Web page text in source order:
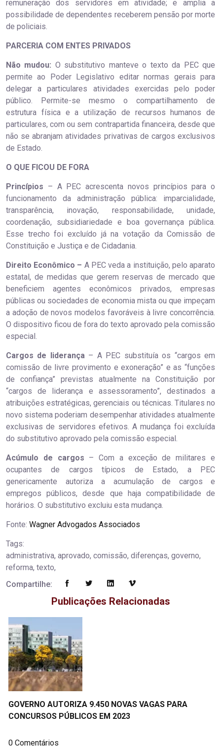
remuneração dos servidores em atividade; e amplia a
possibilidade de dependentes receberem pensão por morte
de policiais.
PARCERIA COM ENTES PRIVADOS
Não mudou: O substitutivo manteve o texto da PEC que
permite ao Poder Legislativo editar normas gerais para
delegar a particulares atividades exercidas pelo poder
público. Permite-se mesmo o compartilhamento de
estrutura física e a utilização de recursos humanos de
particulares, com ou sem contrapartida financeira, desde que
não se abranjam atividades privativas de cargos exclusivos
de Estado.
O QUE FICOU DE FORA
Princípios – A PEC acrescenta novos princípios para o
funcionamento da administração pública: imparcialidade,
transparência, inovação, responsabilidade, unidade,
coordenação, subsidiariedade e boa governança pública.
Esse trecho foi excluído já na votação da Comissão de
Constituição e Justiça e de Cidadania.
Direito Econômico – A PEC veda a instituição, pelo aparato
estatal, de medidas que gerem reservas de mercado que
beneficiem agentes econômicos privados, empresas
públicas ou sociedades de economia mista ou que impeçam
a adoção de novos modelos favoráveis à livre concorrência.
O dispositivo ficou de fora do texto aprovado pela comissão
especial.
Cargos de liderança– A PEC substituía os “cargos em
comissão de livre provimento e exoneração” e as “funções
de confiança” previstas atualmente na Constituição por
“cargos de liderança e assessoramento”, destinados a
atribuições estratégicas, gerenciais ou técnicas. Titulares no
novo sistema poderiam desempenhar atividades atualmente
exclusivas de servidores efetivos. A mudança foi excluída
do substitutivo aprovado pela comissão especial.
Acúmulo de cargos – Com a exceção de militares e
ocupantes de cargos típicos de Estado, a PEC
genericamente autoriza a acumulação de cargos e
empregos públicos, desde que haja compatibilidade de
horários. O substitutivo excluiu esta mudança.
Fonte: Wagner Advogados Associados
Tags:
administrativa, aprovado, comissão, diferenças, governo,
reforma, texto,
Compartilhe:
Publicações Relacionadas
GOVERNO AUTORIZA 9.450 NOVAS VAGAS PARA
CONCURSOS PÚBLICOS EM 2023
0 Comentários